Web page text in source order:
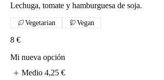
Lechuga, tomate y hamburguesa de soja.
8 €
Vegetarian Vegan
Mi nueva opción
Medio 4,25 €